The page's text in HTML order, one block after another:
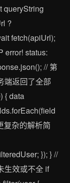
queryString
?
fetch(apiUrl);
error! status:
// 第
端返回了全部
{ data
复杂的解析简
}); } //
生效或不全 if